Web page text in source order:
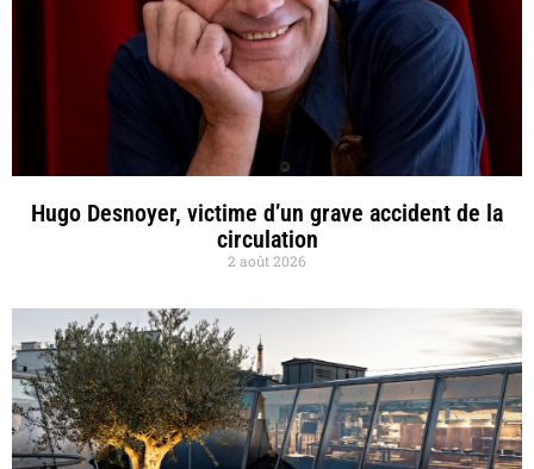
Hugo Desnoyer, victime d’un grave accident de la
circulation
2 août 2026